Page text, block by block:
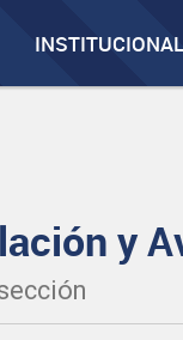
INSTITUCIONAL
y